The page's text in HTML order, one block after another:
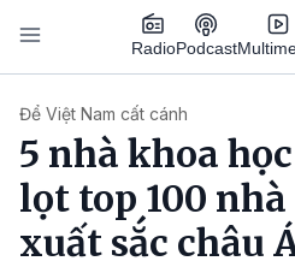
Nhảy đến nội dung
RadioPodcast
Để Việt Nam cất cánh
5 nhà khoa
lọt top 100
xuất sắc châu